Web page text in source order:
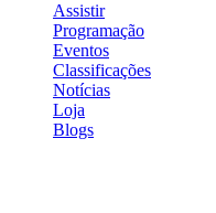
Assistir
Programação
Eventos
Classificações
Notícias
Loja
Blogs